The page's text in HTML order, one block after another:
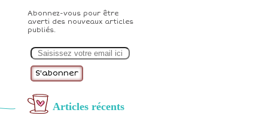
Abonnez-vous pour être
averti des nouveaux articles
publiés.
m
Articles récents